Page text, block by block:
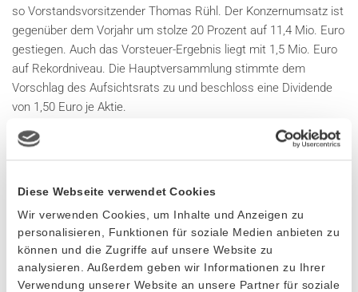
Diese Webseite verwendet Cookies
Wir verwenden Cookies, um Inhalte und Anzeigen zu
personalisieren, Funktionen für soziale Medien anbieten zu
können und die Zugriffe auf unsere Website zu
analysieren. Außerdem geben wir Informationen zu Ihrer
Verwendung unserer Website an unsere Partner für soziale
so Vorstandsvorsitzender Thomas Rühl. Der Konzernumsatz ist
gegenüber dem Vorjahr um stolze 20 Prozent auf 11,4 Mio. Euro
gestiegen. Auch das Vorsteuer-Ergebnis liegt mit 1,5 Mio. Euro
auf Rekordniveau. Die Hauptversammlung stimmte dem
Vorschlag des Aufsichtsrats zu und beschloss eine Dividende
von 1,50 Euro je Aktie.
Vertriebsvorstand Andreas Lange berichtete von den vielfältigen
der DACH-Region: Im Dezember 2021 wurde in Wien mit der
CURSOR Austria GmbH eine österreichische
Tochtergesellschaft gegründet, und erste Markterfolge haben
sich direkt eingestellt.